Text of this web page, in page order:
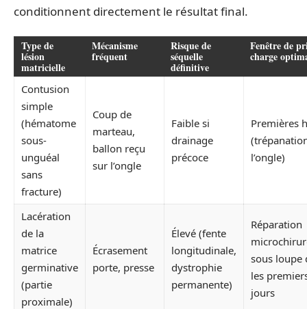
conditionnent directement le résultat final.
Type de
lésion
matricielle
Mécanisme
fréquent
Risque de
séquelle
définitive
Fenêtre de
charge
Contusion
simple
(hématome
sous-
unguéal
sans
fracture)
Coup de
marteau,
ballon reçu
sur l’ongle
Faible si
drainage
précoce
Premières
l’ongle)
Lacération
de la
matrice
germinative
(partie
proximale)
Écrasement
porte, presse
Élevé (fente
longitudinale,
dystrophie
permanente)
Réparation
sous loupe
les
jours